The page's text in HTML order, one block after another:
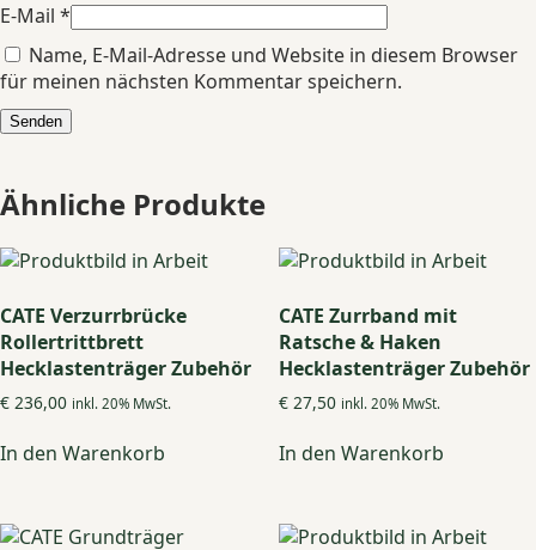
E-Mail *
Name, E-Mail-Adresse und Website in diesem Browser
für meinen nächsten Kommentar speichern.
Ähnliche Produkte
CATE Verzurrbrücke
Rollertrittbrett
Hecklastenträger Zubehör
€ 236,00 inkl. 20% MwSt.
In den Warenkorb
CATE Zurrband mit
Ratsche & Haken
Hecklastenträger Zubehör
€27,50 inkl. 20% MwSt.
In den Warenkorb